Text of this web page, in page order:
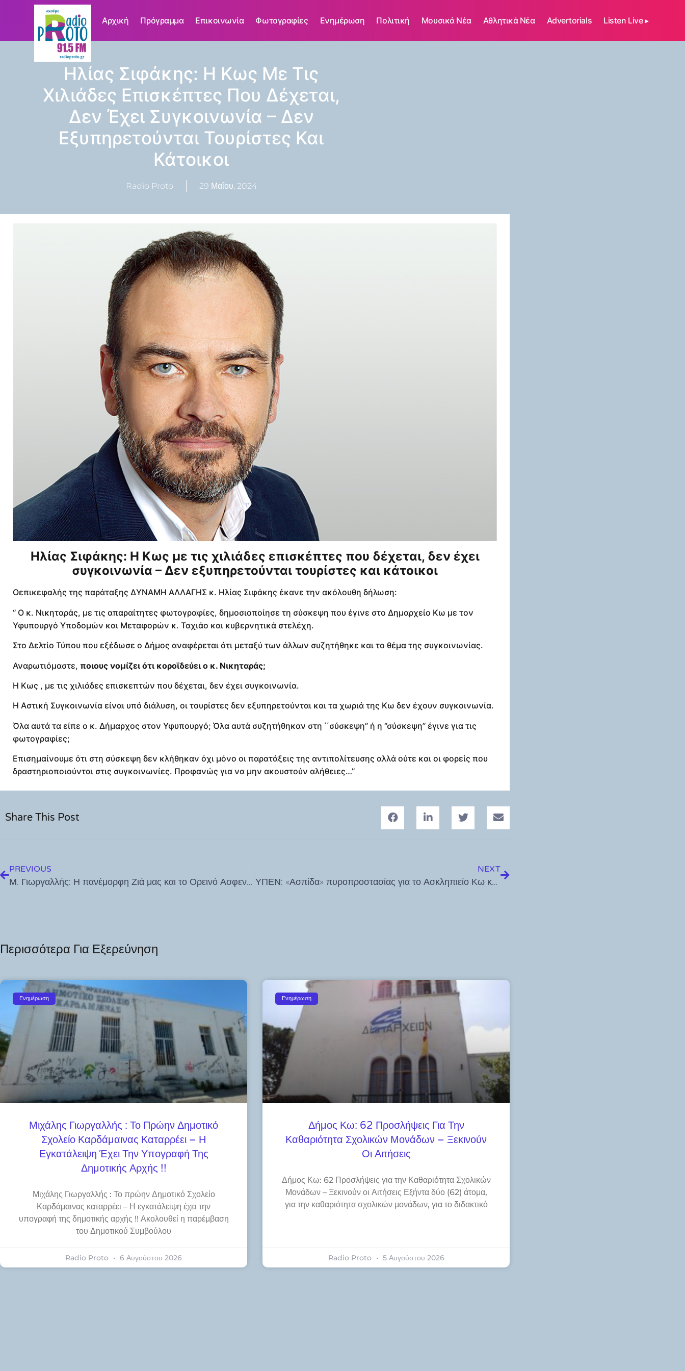
Αρχική Πρόγραμμα Επικοινωνία Φωτογραφίες Ενημέρωση Πολιτική Μουσικά Νέα Αθλητικά Νέα Advertorials Listen Live ▸
Ηλίας Σιφάκης: Η Κως Με Τις
Χιλιάδες Επισκέπτες Που Δέχεται,
Δεν Έχει Συγκοινωνία – Δεν
Εξυπηρετούνται Τουρίστες Και
Κάτοικοι
Radio Proto 29 Μαΐου, 2024
Ηλίας Σιφάκης: Η Κως με τις χιλιάδες επισκέπτες που δέχεται, δεν έχει
συγκοινωνία – Δεν εξυπηρετούνται τουρίστες και κάτοικοι
Οεπικεφαλής της παράταξης ΔΥΝΑΜΗ ΑΛΛΑΓΗΣ κ. Ηλίας Σιφάκης έκανε την ακόλουθη δήλωση:
‘’ Ο κ. Νικηταράς, με τις απαραίτητες φωτογραφίες, δημοσιοποίησε τη σύσκεψη που έγινε στο Δημαρχείο Κω με τον
Υφυπουργό Υποδομών και Μεταφορών κ. Ταχιάο και κυβερνητικά στελέχη.
Στο Δελτίο Τύπου που εξέδωσε ο Δήμος αναφέρεται ότι μεταξύ των άλλων συζητήθηκε και το θέμα της συγκοινωνίας.
Αναρωτιόμαστε, ποιους νομίζει ότι κοροϊδεύει ο κ. Νικηταράς;
Η Κως , με τις χιλιάδες επισκεπτών που δέχεται, δεν έχει συγκοινωνία.
Η Αστική Συγκοινωνία είναι υπό διάλυση, οι τουρίστες δεν εξυπηρετούνται και τα χωριά της Κω δεν έχουν συγκοινωνία.
Όλα αυτά τα είπε ο κ. Δήμαρχος στον Υφυπουργό; Όλα αυτά συζητήθηκαν στη ΄΄σύσκεψη’’ ή η ‘’σύσκεψη’’ έγινε για τις
φωτογραφίες;
Επισημαίνουμε ότι στη σύσκεψη δεν κλήθηκαν όχι μόνο οι παρατάξεις της αντιπολίτευσης αλλά ούτε και οι φορείς που
δραστηριοποιούνται στις συγκοινωνίες. Προφανώς για να μην ακουστούν αλήθειες…’’
Share This Post
PREVIOUS
Μ. Γιωργαλλής: Η πανέμορφη Ζιά μας και το Ορεινό Ασφενδιού στο έλεος της αδιαφορίας…
NEXT
ΥΠΕΝ: «Ασπίδα» πυροπροστασίας για το Ασκληπιείο Κω και το Σπήλαιο της Αποκάλυψης στην Πάτμο
Περισσότερα Για Εξερεύνηση
Ενημέρωση
Μιχάλης Γιωργαλλής : Το Πρώην Δημοτικό
Σχολείο Καρδάμαινας Καταρρέει – Η
Εγκατάλειψη Έχει Την Υπογραφή Της
Δημοτικής Αρχής !!
Μιχάλης Γιωργαλλής : Το πρώην Δημοτικό Σχολείο
Καρδάμαινας καταρρέει – Η εγκατάλειψη έχει την
υπογραφή της δημοτικής αρχής !! Ακολουθεί η παρέμβαση
του Δημοτικού Συμβούλου
Radio Proto 6 Αυγούστου 2026
Ενημέρωση
Δήμος Κω: 62 Προσλήψεις Για Την
Καθαριότητα Σχολικών Μονάδων – Ξεκινούν
Οι Αιτήσεις
Δήμος Κω: 62 Προσλήψεις για την Καθαριότητα Σχολικών
Μονάδων – Ξεκινούν οι Αιτήσεις Εξήντα δύο (62) άτομα,
για την καθαριότητα σχολικών μονάδων, για το διδακτικό
Radio Proto 5 Αυγούστου 2026